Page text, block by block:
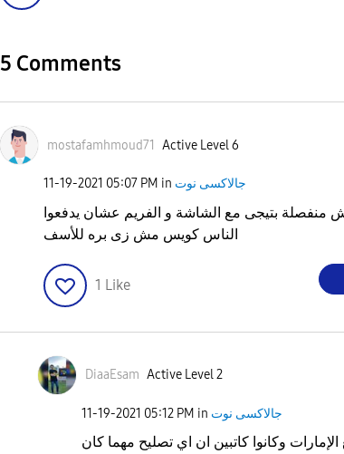
5 Comments
mostafamhmoud71 Active Level 6
‎11-19-2021 05:07 PM in جالاكسى نوت
منفصلة بتيجى مع الشاشة و الفريم عشان يدفعوا
الناس كويس مش زى بره للأسف
1 Like
DiaaEsam Active Level 2
‎11-19-2021 05:12 PM in جالاكسى نوت
الإمارات وكانوا كاتبين ان اي تصليح مهما كان